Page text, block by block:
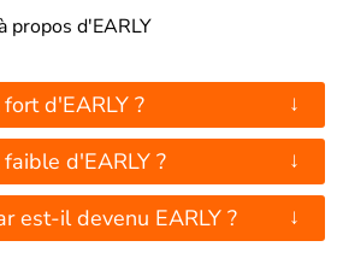
propos d'EARLY
d'EARLY ? ↓
d'EARLY ? ↓
est-il devenu EARLY ? ↓